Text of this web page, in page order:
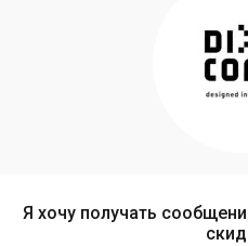
Я хочу получать